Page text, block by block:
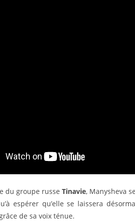
du groupe russeTinavie, Manysheva
espérer qu’elle se laissera
de sa voix ténue.